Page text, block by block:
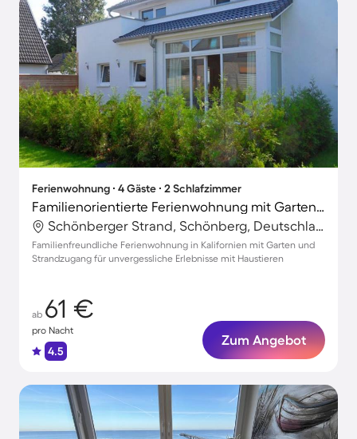
Ferienwohnung ∙ 4 Gäste ∙ 2 Schlafzimmer
Familienorientierte Ferienwohnung mit Garten und Terrasse | Gartenblick | Neben dem Strand | Haustierfreundlich
Schönberger Strand, Schönberg, Deutschland
Familienfreundliche Ferienwohnung in Kalifornien mit Garten und
Strandzugang für unvergessliche Erlebnisse mit Haustieren
ab 61 €
pro Nacht
4.5
Zum Angebot